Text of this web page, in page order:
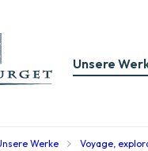
Unsere
Werke Voyage,